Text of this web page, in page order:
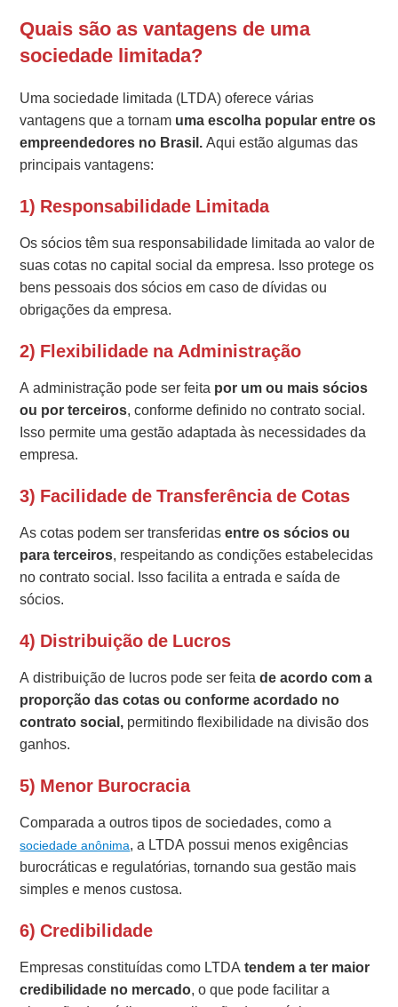
Quais são as vantagens de uma
sociedade limitada?
Uma sociedade limitada (LTDA) oferece várias
vantagens que a tornam uma escolha popular entre os
empreendedores no Brasil.Aqui estão algumas das
principais vantagens:
1) Responsabilidade Limitada
Os sócios têm sua responsabilidade limitada ao valor de
suas cotas no capital social da empresa. Isso protege os
bens pessoais dos sócios em caso de dívidas ou
obrigações da empresa.
2) Flexibilidade na Administração
A administração pode ser feita por um ou mais sócios
ou por terceiros, conforme definido no contrato social.
Isso permite uma gestão adaptada às necessidades da
empresa.
3) Facilidade de Transferência de Cotas
As cotas podem ser transferidasentre os sócios ou
para terceiros, respeitando as condições estabelecidas
no contrato social. Isso facilita a entrada e saída de
sócios.
4) Distribuição de Lucros
A distribuição de lucros pode ser feitade acordo com a
proporção das cotas ou conforme acordado no
contrato social, permitindo flexibilidade na divisão dos
ganhos.
5) Menor Burocracia
Comparada a outros tipos de sociedades, como a
sociedade anônima, a LTDA possui menos exigências
burocráticas e regulatórias, tornando sua gestão mais
simples e menos custosa.
6) Credibilidade
Empresas constituídas como LTDAtendem a ter maior
credibilidade no mercado, o que pode facilitar a